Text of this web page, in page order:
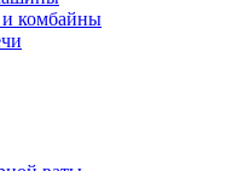
комбайны